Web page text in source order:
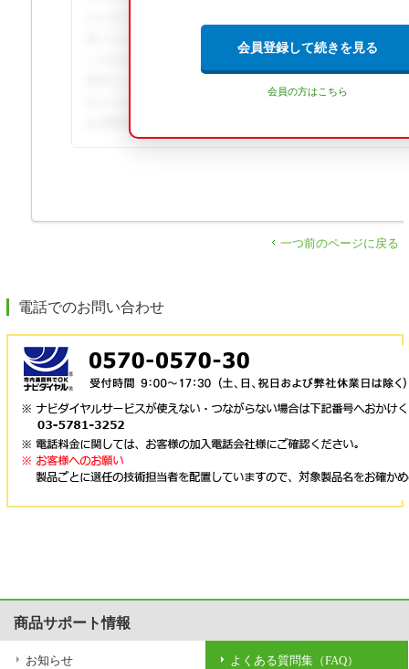
用コンテンツとして提供されています。この回答の続きを
会員登録して続きを見る
会員の方はこちら
一つ前のページに戻る
電話でのお問い合わせ
商品サポート情報
お知らせ よくある質問集（FAQ）